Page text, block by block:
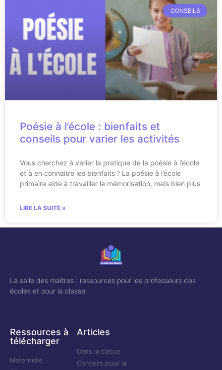
CONSEILS
Poésie à l’école : bienfaits et
conseils pour varier les activités
Vous cherchez à varier la pratique de la poésie à l’école
et à en connaitre les bienfaits ? La poésie à l’école
primaire aide à travailler la mémorisation, mais bien plus
LIRE LA SUITE »
La salle des maitres : ressources pour les professeurs des
écoles et pour la classe.
Ressources à
télécharger
Maternelle
Articles
Dans la classe
Conseils pour la